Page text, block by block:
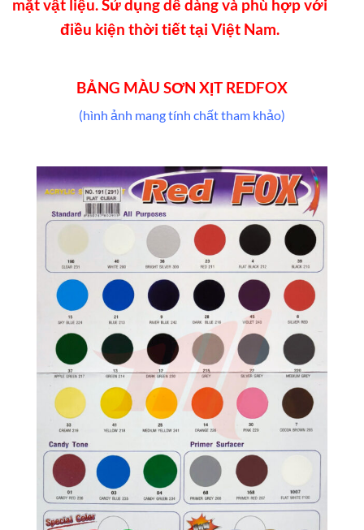
mặt vật liệu. Sử dụng dễ dàng và phù hợp với
điều kiện thời tiết tại Việt Nam.
BẢNG MÀU SƠN XỊT REDFOX
(hình ảnh mang tính chất tham khảo)